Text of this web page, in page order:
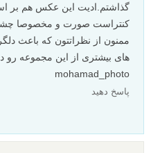
گذاشتم.ادیت این عکس هم بر
کنتراست صورت و مخصوصا
ممنون از نظراتتون که باعث
mohamad_photo
پاسخ دهید